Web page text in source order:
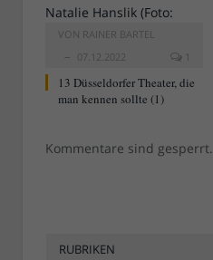
VON RAINER BARTEL
07.12.2022
1
13 Düsseldorfer Theater, die
man kennen sollte (1)
Kommentare sind gesperrt.
RUBRIKEN